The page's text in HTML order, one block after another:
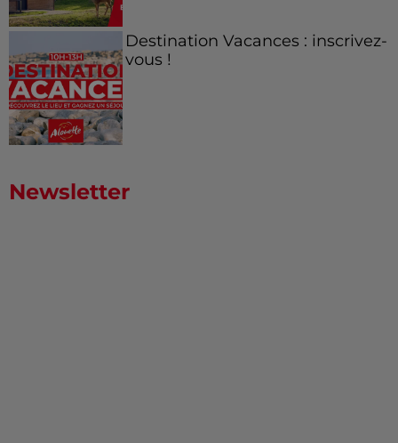
Destination Vacances : inscrivez-
vous !
Newsletter